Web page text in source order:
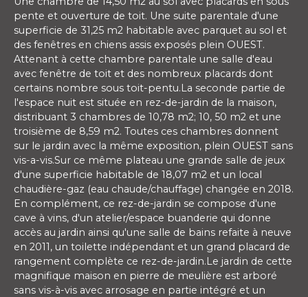
pente et ouverture de toit. Une suite parentale d'une
superficie de 31,25 m2 habitable avec parquet au sol et
des fenêtres en chiens assis exposés plein OUEST.
Attenant à cette chambre parentale une salle d'eau
avec fenêtre de toit et des nombreux placards dont
certains nombre sous toit-pentu.La seconde partie de
l'espace nuit est située en rez-de-jardin de la maison,
distribuant 3 chambres de 10,78 m2; 10, 50 m2 et une
troisième de 8,59 m2. Toutes ces chambres donnent
sur le jardin avec la même exposition, plein OUEST sans
vis-a-vis.Sur ce même plateau une grande salle de jeux
d'une superficie habitable de 18,07 m2 et un local
chaudière-gaz (eau chaude/chauffage) changée en 2018.
En complément, ce rez-de-jardin se compose d'une
cave à vins, d'un atelier/espace buanderie qui donne
accès au jardin ainsi qu'une salle de bains refaite à neuve
en 2011, un toilette indépendant et un grand placard de
rangement complète ce rez-de-jardin.Le jardin de cette
magnifique maison en pierre de meulière est arboré
sans vis-à-vis avec arrosage en partie intégré et un